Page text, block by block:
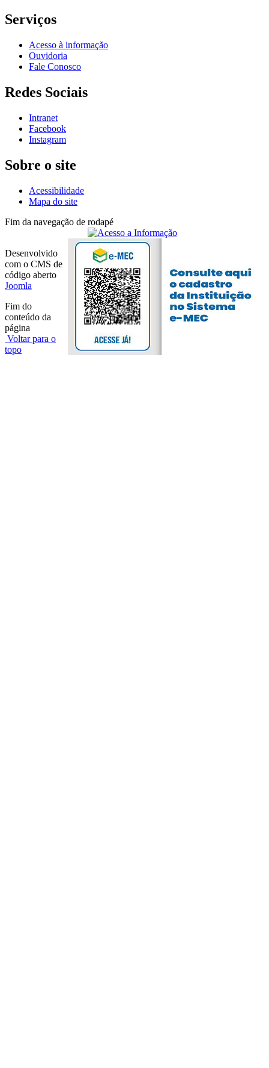
Serviços
Acesso à informação
Ouvidoria
Fale Conosco
Redes Sociais
Intranet
Facebook
Instagram
Sobre o site
Acessibilidade
Mapa do site
Fim da navegação de rodapé
Desenvolvido
com o CMS de
código aberto
Joomla
Fim do
conteúdo da
página
Voltar para o
topo